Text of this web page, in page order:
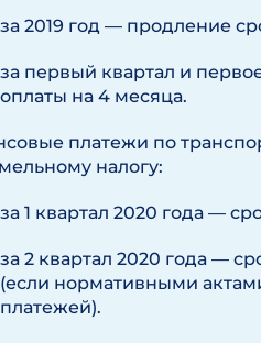
за 2019 год — продление
за первый квартал и
оплаты на 4 месяца.
платежи по
налогу:
за 1 квартал 2020 года —
за 2 квартал 2020 года —
(если нормативными
платежей).